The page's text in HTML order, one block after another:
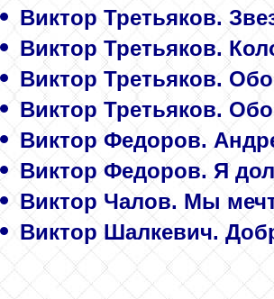
Виктор Третьяков.
Виктор Третьяков.
Виктор Третьяков.
Виктор Третьяков.
Виктор Федоров.
Виктор Федоров. Я
Виктор Чалов. Мы
Виктор Шалкевич.